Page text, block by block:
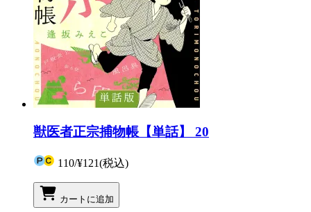
獣医者正宗捕物帳【単話】 20
110/¥121(税込)
カートに追加